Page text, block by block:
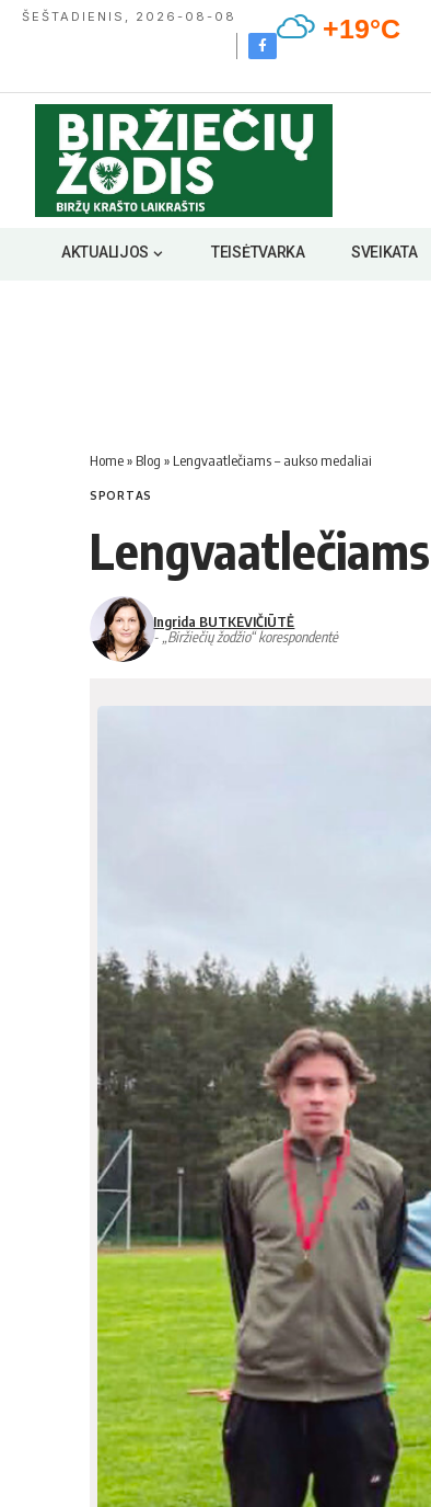
ŠEŠTADIENIS, 2026-08-08 +19°C
AKTUALIJOS TEISĖTVARKA SVEIKATA
Home» Blog » Lengvaatlečiams – aukso medaliai
SPORTAS
Ingrida BUTKEVIČIŪTĖ
- „Biržiečių žodžio“ korespondentė